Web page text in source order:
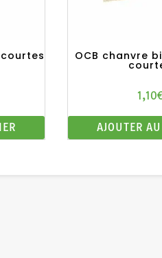
courtes OCB chanvre
1,10€
AJOUTER